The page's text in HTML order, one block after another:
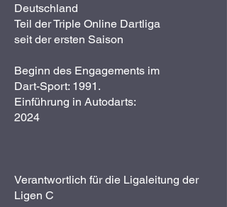
Deutschland
Teil der Triple Online Dartliga
seit der ersten Saison
Beginn des Engagements im
Dart-Sport: 1991.
Einführung in Autodarts:
2024
Verantwortlich für die Ligaleitung der
Ligen C